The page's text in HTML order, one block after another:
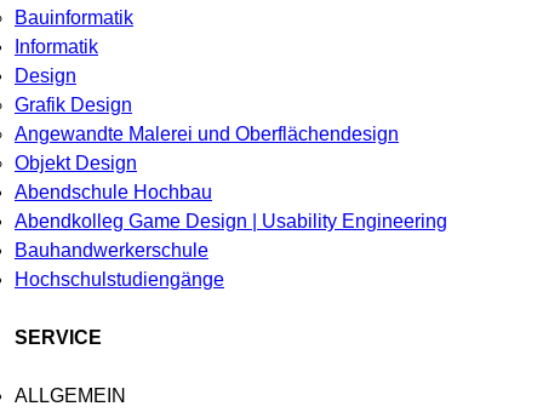
Bauinformatik
Informatik
Design
Grafik Design
Angewandte Malerei und Oberflächendesign
Objekt Design
Abendschule Hochbau
Abendkolleg Game Design | Usability Engineering
Bauhandwerkerschule
Hochschulstudiengänge
SERVICE
ALLGEMEIN